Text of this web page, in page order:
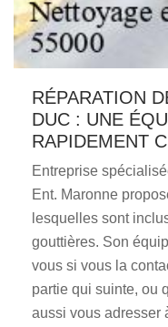
RÉPARATION
DUC : UNE
RAPIDEMENT
Entreprise
Ent. Maronne
lesquelles sont
gouttières. Son
vous si vous la
partie qui suinte, ou
aussi vous adresser